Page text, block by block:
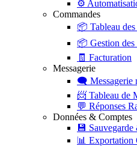
⚙️
Commandes
📦 Tableau
📦 Gestion
🧾 Facturation
Messagerie
🗨️ Messagerie
📨 Tableau de
💬 Réponses
Données & Comptes
💾
📊 Exportation